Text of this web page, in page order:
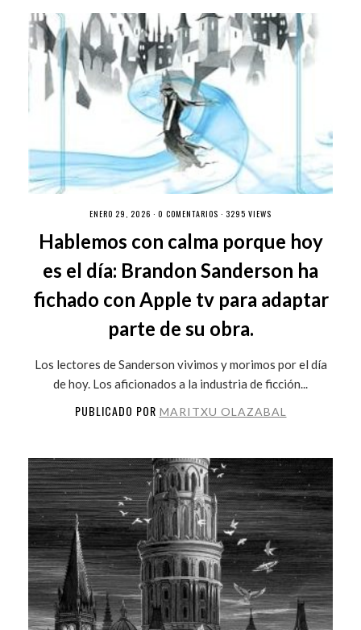
ENERO 29, 2026 · 0 COMENTARIOS · 3295 VIEWS
Hablemos con calma porque hoy
es el día: Brandon Sanderson ha
fichado con Apple tv para adaptar
parte de su obra.
Los lectores de Sanderson vivimos y morimos por el día
de hoy. Los aficionados a la industria de ficción...
PUBLICADO POR MARITXU OLAZABAL